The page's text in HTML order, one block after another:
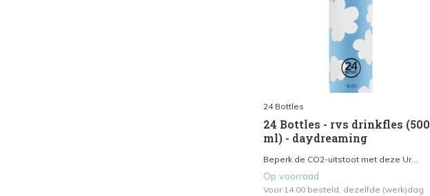
24 Bottles
24 Bottles - rvs drinkfles (500
ml) - daydreaming
Beperk de CO2-uitstoot met deze Ur...
Op voorraad
Voor 14.00 besteld, dezelfde (werk)dag